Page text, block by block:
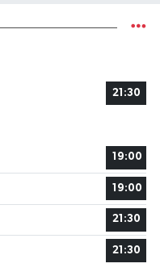
21:30
19:00
19:00
21:30
21:30